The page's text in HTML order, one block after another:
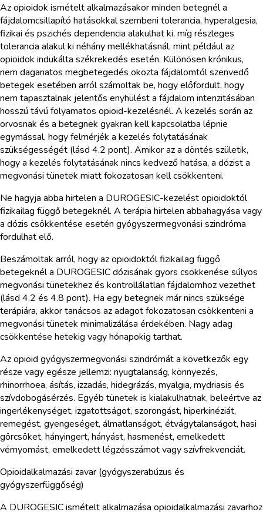
Az opioidok ismételt alkalmazásakor minden betegnél a
fájdalomcsillapító hatásokkal szembeni tolerancia, hyperalgesia,
fizikai és pszichés dependencia alakulhat ki, míg részleges
tolerancia alakul ki néhány mellékhatásnál, mint például az
opioidok indukálta székrekedés esetén. Különösen krónikus,
nem daganatos megbetegedés okozta fájdalomtól szenvedő
betegek esetében arról számoltak be, hogy előfordult, hogy
nem tapasztalnak jelentős enyhülést a fájdalom intenzitásában
hosszú távú folyamatos opioid-kezelésnél. A kezelés során az
orvosnak és a betegnek gyakran kell kapcsolatba lépnie
egymással, hogy felmérjék a kezelés folytatásának
szükségességét (lásd 4.2 pont). Amikor az a döntés születik,
hogy a kezelés folytatásának nincs kedvező hatása, a dózist a
megvonási tünetek miatt fokozatosan kell csökkenteni.
Ne hagyja abba hirtelen a DUROGESIC-kezelést opioidoktól
fizikailag függő betegeknél. A terápia hirtelen abbahagyása vagy
a dózis csökkentése esetén gyógyszermegvonási szindróma
fordulhat elő.
Beszámoltak arról, hogy az opioidoktól fizikailag függő
betegeknél a DUROGESIC dózisának gyors csökkenése súlyos
megvonási tünetekhez és kontrollálatlan fájdalomhoz vezethet
(lásd 4.2 és 4.8 pont). Ha egy betegnek már nincs szüksége
terápiára, akkor tanácsos az adagot fokozatosan csökkenteni a
megvonási tünetek minimalizálása érdekében. Nagy adag
csökkentése hetekig vagy hónapokig tarthat.
Az opioid gyógyszermegvonási szindrómát a következők egy
része vagy egésze jellemzi: nyugtalanság, könnyezés,
rhinorrhoea, ásítás, izzadás, hidegrázás, myalgia, mydriasis és
szívdobogásérzés. Egyéb tünetek is kialakulhatnak, beleértve az
ingerlékenységet, izgatottságot, szorongást, hiperkinéziát,
remegést, gyengeséget, álmatlanságot, étvágytalanságot, hasi
görcsöket, hányingert, hányást, hasmenést, emelkedett
vérnyomást, emelkedett légzésszámot vagy szívfrekvenciát.
Opioidalkalmazási zavar (gyógyszerabúzus és
gyógyszerfüggőség)
A DUROGESIC ismételt alkalmazása opioidalkalmazási zavarhoz